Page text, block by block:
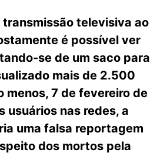
transmissão televisiva ao
é possível ver
se de um saco para
mais de 2.500
menos, 7 de fevereiro de
usuários nas redes, a
uma falsa reportagem
dos mortos pela